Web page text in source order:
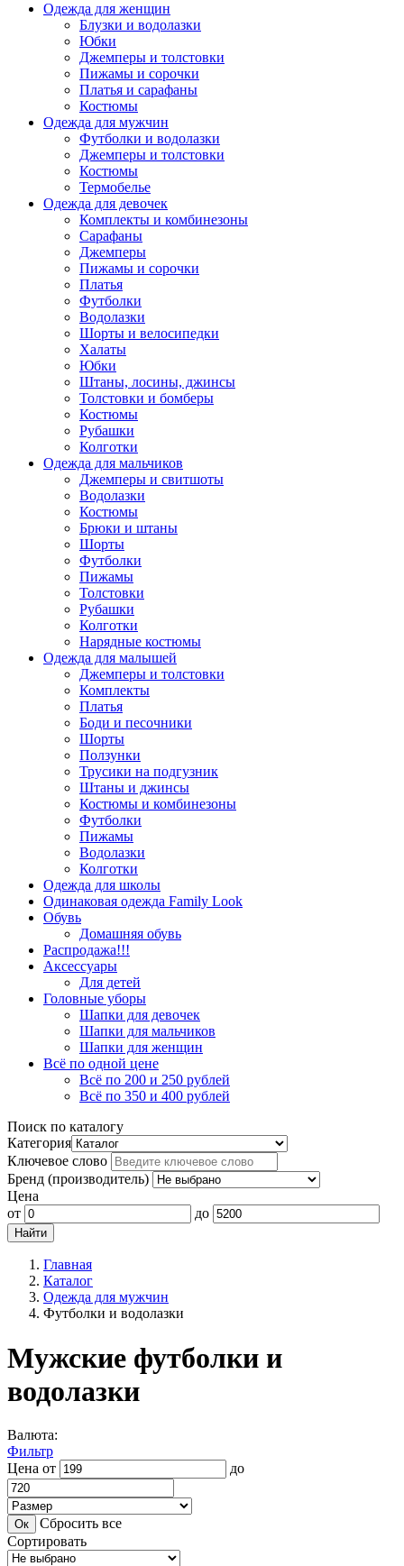
Одежда для женщин
Блузки и водолазки
Юбки
Джемперы и толстовки
Пижамы и сорочки
Платья и сарафаны
Костюмы
Одежда для мужчин
Футболки и водолазки
Джемперы и толстовки
Костюмы
Термобелье
Одежда для девочек
Комплекты и комбинезоны
Сарафаны
Джемперы
Пижамы и сорочки
Платья
Футболки
Водолазки
Шорты и велосипедки
Халаты
Юбки
Штаны, лосины, джинсы
Толстовки и бомберы
Костюмы
Рубашки
Колготки
Одежда для мальчиков
Джемперы и свитшоты
Водолазки
Костюмы
Брюки и штаны
Шорты
Футболки
Пижамы
Толстовки
Рубашки
Колготки
Нарядные костюмы
Одежда для малышей
Джемперы и толстовки
Комплекты
Платья
Боди и песочники
Шорты
Ползунки
Трусики на подгузник
Штаны и джинсы
Костюмы и комбинезоны
Футболки
Пижамы
Водолазки
Колготки
Одежда для школы
Одинаковая одежда Family Look
Обувь
Домашняя обувь
Распродажа!!!
Аксессуары
Для детей
Головные уборы
Шапки для девочек
Шапки для мальчиков
Шапки для женщин
Всё по одной цене
Всё по 200 и 250 рублей
Всё по 350 и 400 рублей
Поиск по каталогу
Категория
Ключевое слово
Бренд (производитель)
Цена
от
до
Главная
Каталог
Одежда для мужчин
Футболки и водолазки
Мужские футболки и
водолазки
Валюта:
Фильтр
Цена от до
Сбросить все
Сортировать